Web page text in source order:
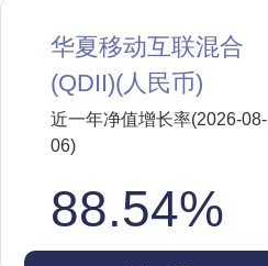
华夏移动互联混合
(QDII)(人民币)
近一年净值增长率(2026-08-
06)
88.54%